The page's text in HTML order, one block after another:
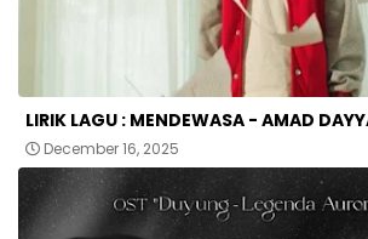
LIRIK LAGU : MENDEWASA - AMAD
December 16, 2025